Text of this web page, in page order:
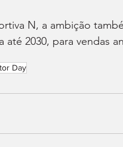
N, a ambição
até 2030, para vendas
Day